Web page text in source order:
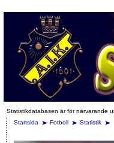
Statistikdatabasen är för närvarande
Startsida
Fotboll Statistik